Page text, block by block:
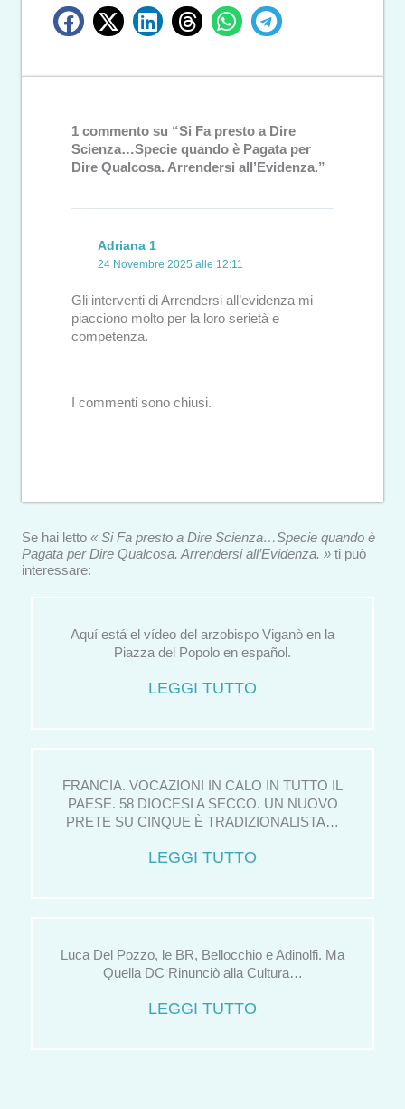
1 commento su “Si Fa presto a Dire
Scienza…Specie quando è Pagata per
Dire Qualcosa. Arrendersi all’Evidenza.”
Adriana 1
24 Novembre 2025 alle 12:11
Gli interventi di Arrendersi all’evidenza mi
piacciono molto per la loro serietà e
competenza.
I commenti sono chiusi.
Se hai letto « Si Fa presto a Dire Scienza…Specie quando è
Pagata per Dire Qualcosa. Arrendersi all’Evidenza. » ti può
interessare:
Aquí está el vídeo del arzobispo Viganò en la
Piazza del Popolo en español.
LEGGI TUTTO
FRANCIA. VOCAZIONI IN CALO IN TUTTO IL
PAESE. 58 DIOCESI A SECCO. UN NUOVO
PRETE SU CINQUE È TRADIZIONALISTA…
LEGGI TUTTO
Luca Del Pozzo, le BR, Bellocchio e Adinolfi. Ma
Quella DC Rinunciò alla Cultura…
LEGGI TUTTO